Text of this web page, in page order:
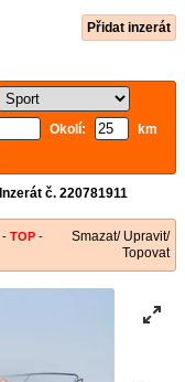
Přidat inzerát
Okolí:
km
Inzerát č. 220781911
- TOP -
Smazat/ Upravit/
Topovat